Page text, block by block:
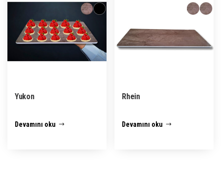
Yukon
Devamını oku
Rhein
Devamını oku